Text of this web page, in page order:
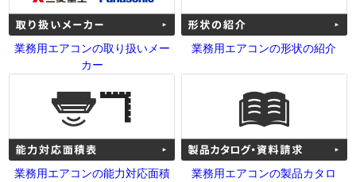
業務用エアコンの取り扱いメー
カー
業務用エアコンの形状の紹介
業務用エアコンの能力対応面積
業務用エアコンの製品カタロ